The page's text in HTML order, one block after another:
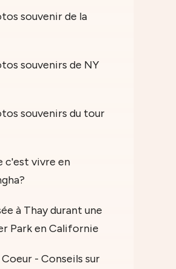
souvenir de la
souvenirs de NY
souvenirs du tour
c'est vivre en
à Thay durant une
Park en Californie
- Conseils sur